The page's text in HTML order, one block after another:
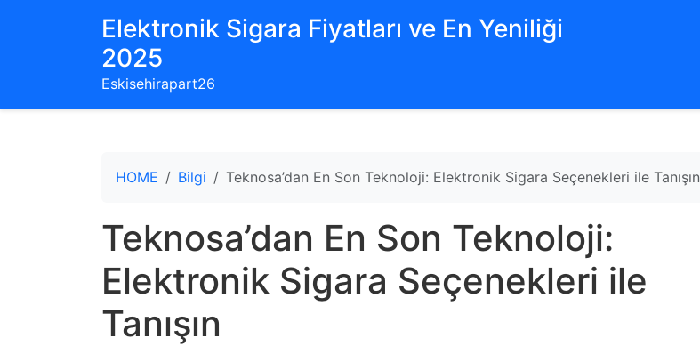
Elektronik Sigara Fiyatları ve En Yeniliği
2025
Eskisehirapart26
HOME Bilgi Teknosa’dan En Son Teknoloji: Elektronik Sigara Seçenekleri ile Tanışın
Teknosa’dan En Son Teknoloji:
Elektronik Sigara Seçenekleri ile
Tanışın